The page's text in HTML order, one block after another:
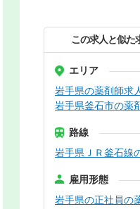
この求人と似た
エリア
岩手県の薬剤師求
岩手県釜石市の薬
路線
岩手県ＪＲ釜石線
雇用形態
岩手県の正社員の